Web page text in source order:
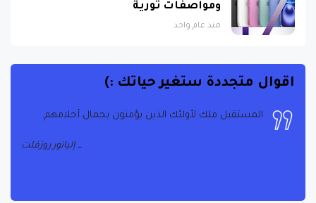
ومواصفات ثورية
منذ عام واحد
اقوال متجددة ستغير حياتك :)
المستقبل ملك لأولئك الذين يؤمنون بجمال أحلامهم.
إليانور روزفلت